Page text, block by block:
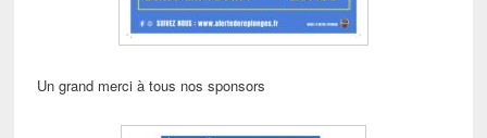
Un grand merci à tous nos sponsors